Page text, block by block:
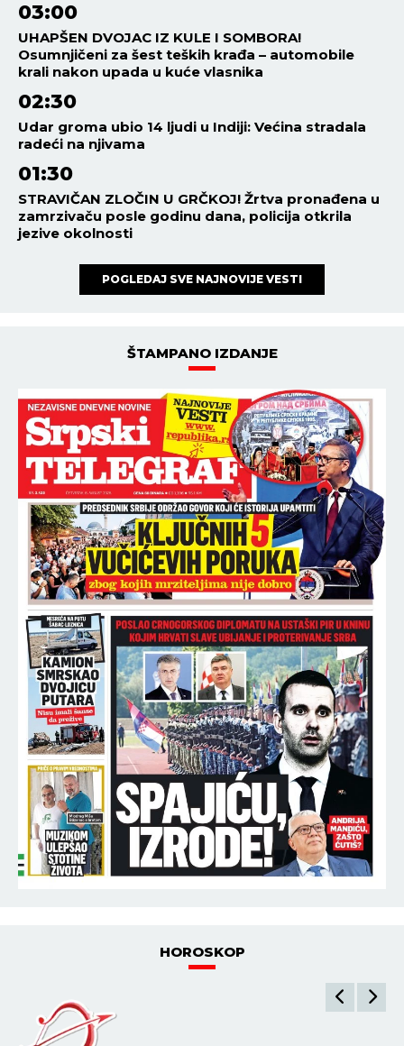
03:00
UHAPŠEN DVOJAC IZ KULE I SOMBORA!
Osumnjičeni za šest teških krađa – automobile
krali nakon upada u kuće vlasnika
02:30
Udar groma ubio 14 ljudi u Indiji: Većina stradala
radeći na njivama
01:30
STRAVIČAN ZLOČIN U GRČKOJ! Žrtva pronađena u
zamrzivaču posle godinu dana, policija otkrila
jezive okolnosti
POGLEDAJ SVE NAJNOVIJE VESTI
ŠTAMPANO IZDANJE
HOROSKOP